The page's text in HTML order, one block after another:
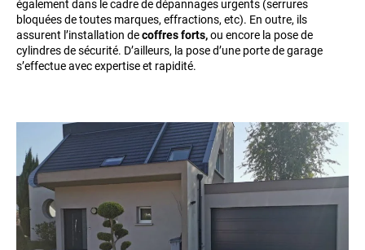
également dans le cadre de dépannages urgents (serrures
bloquées de toutes marques, effractions, etc). En outre, ils
assurent l’installation decoffres forts,ou encore la pose de
cylindres de sécurité. D’ailleurs, la pose d’une porte de garage
s’effectue avec expertise et rapidité.